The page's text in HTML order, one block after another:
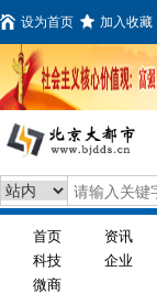
设为首页 加入收藏
首页 资讯
科技
企业
微商